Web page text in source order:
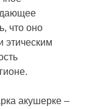
что оно
этическим
акушерке –